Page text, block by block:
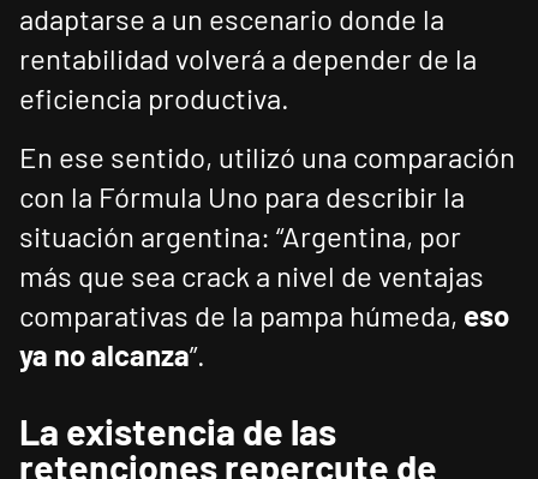
adaptarse a un escenario donde la
rentabilidad volverá a depender de la
eficiencia productiva.
En ese sentido, utilizó una comparación
con la Fórmula Uno para describir la
situación argentina: “Argentina, por
más que sea crack a nivel de ventajas
comparativas de la pampa húmeda, eso
ya no alcanza”.
La existencia de las
retenciones repercute de